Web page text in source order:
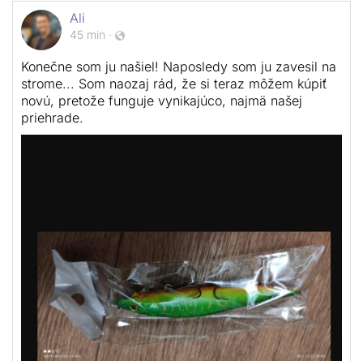
Ali
45 min ·
Konečne som ju našiel! Naposledy som ju zavesil na
strome... Som naozaj rád, že si teraz môžem kúpiť
novú, pretože funguje vynikajúco, najmä našej
priehrade.